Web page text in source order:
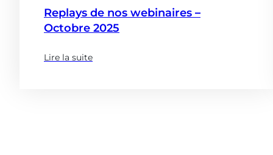
Replays de nos webinaires –
Octobre 2025
Lire la suite
(à